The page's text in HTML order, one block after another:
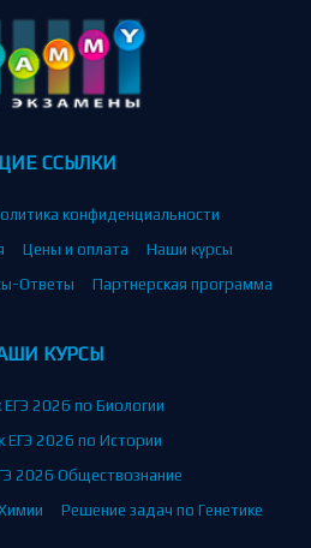
ССЫЛКИ
конфиденциальности
Цены и оплата
Наши курсы
Ответы Партнерская программа
КУРСЫ
2026 по Биологии
ЕГЭ 2026 по Истории
2026 Обществознание
Решение задач по Генетике